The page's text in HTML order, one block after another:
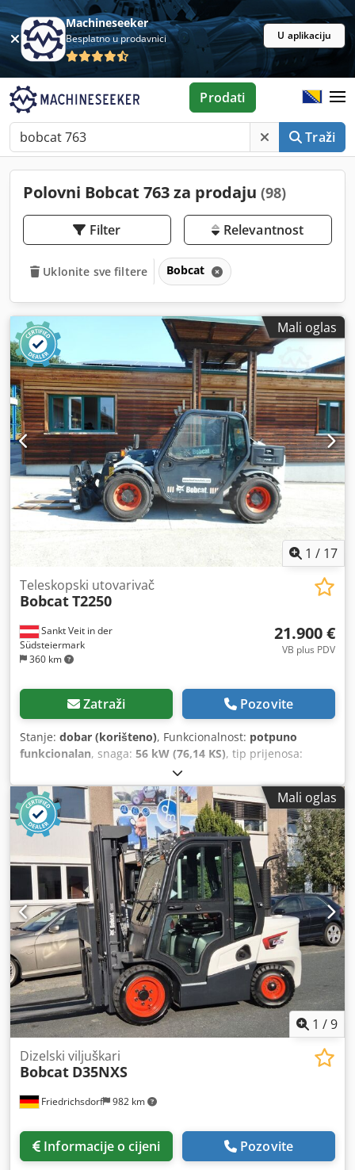
Machineseeker
Besplatno u prodavnici U aplikaciju
Traži
Prodati
Polovni Bobcat 763 za prodaju (98)
Filter Relevantnost
Uklonite sve filtere Bobcat
Mali oglas
1 / 17
Sankt Veit in der
Südsteiermark
360 km
Teleskopski utovarivač
BobcatT2250
21.900 €
VB plus PDV
Zatraži Pozovite
Stanje: dobar (korišteno), Funkcionalnost: potpuno
funkcionalan, snaga: 56 kW (76,14 KS), tip prijenosa:
, snaga dizanja:
Godina izgradnje:2008, radni sati:4.871 h, Oprema:
kabina, viljuške za palete, Mali oglas
1 /9
Friedrichsdorf 982 km
Dizelski viljuškari
Bobcat D35NXS
Informacije o cijeni Pozovite